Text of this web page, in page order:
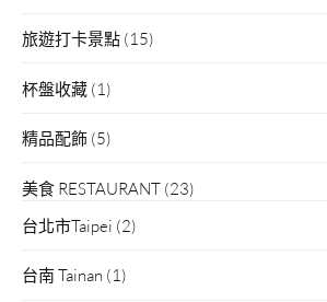
旅遊打卡景點 (15)
杯盤收藏 (1)
精品配飾 (5)
美食 RESTAURANT (23)
台北市Taipei (2)
台南 Tainan (1)